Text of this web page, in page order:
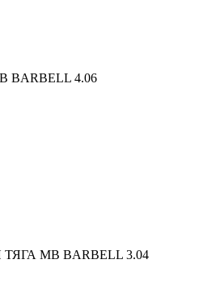
BARBELL 4.06
MB BARBELL 3.04